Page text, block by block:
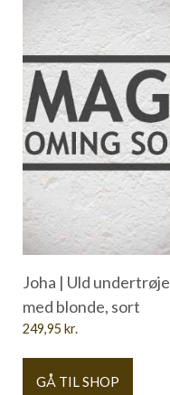
Joha | Uld undertrøje
med blonde, sort
249,95 kr.
GÅ TIL SHOP